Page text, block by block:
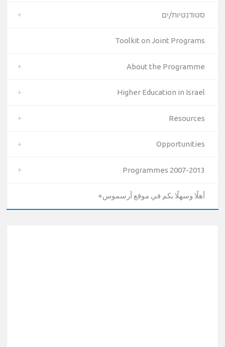
סטודנטיות/ים
Toolkit on Joint Programs
About the Programme
Higher Education in Israel
Resources
Opportunities
Programmes 2007-2013
أهلًا وسهلًا بكم في موقع أرسموس+